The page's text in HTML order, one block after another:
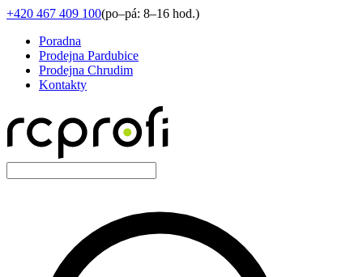
+420 467 409 100(po–pá: 8–16 hod.)
Poradna
Prodejna Pardubice
Prodejna Chrudim
Kontakty